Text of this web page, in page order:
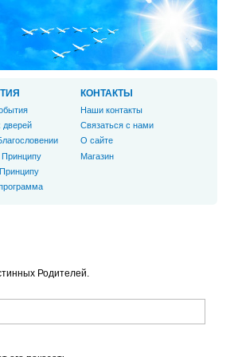
Родителей.
дверей
КОНТАКТЫ
Наши контакты
Связаться с нами
О сайте
Магазин